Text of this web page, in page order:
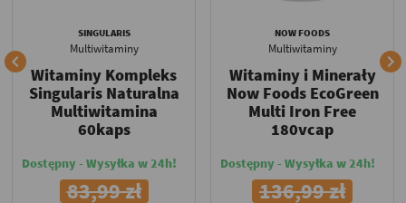

SINGULARIS
Multiwitaminy
Witaminy Kompleks
Singularis Naturalna
Multiwitamina
60kaps
Dostępny - Wysyłka w 24h!
83,99 zł
NOW FOODS
Multiwitaminy
Witaminy i Minerały
Now Foods EcoGreen
Multi Iron Free
180vcap
Dostępny - Wysyłka w 24h!
136,99 zł
